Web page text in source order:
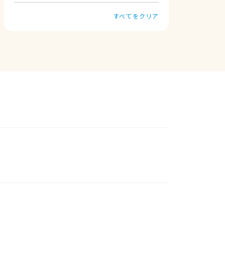
すべてをクリア